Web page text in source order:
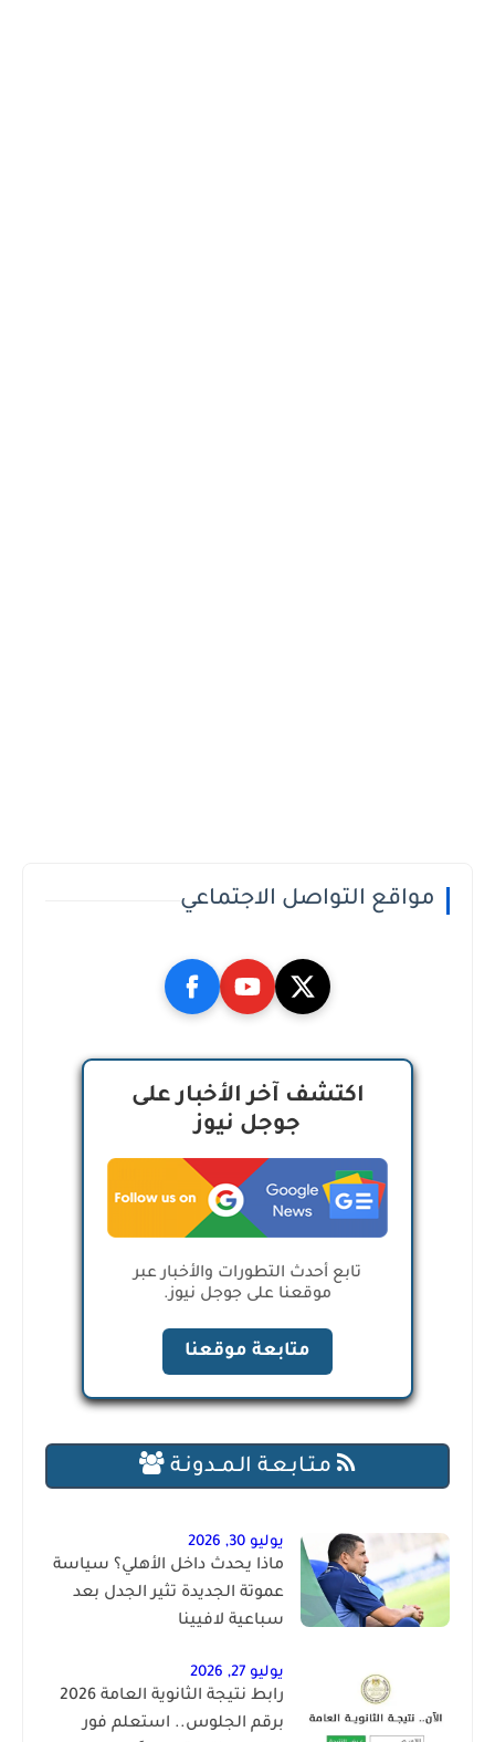
مواقع التواصل الاجتماعي
اكتشف آخر الأخبار على
جوجل نيوز
تابع أحدث التطورات والأخبار عبر
موقعنا على جوجل نيوز.
متابعة موقعنا
مـتـابـعـة الـمــدونـة
يوليو 30, 2026
ماذا يحدث داخل الأهلي؟ سياسة
عموتة الجديدة تثير الجدل بعد
سباعية لافيينا
يوليو 27, 2026
رابط نتيجة الثانوية العامة 2026
برقم الجلوس.. استعلم فور